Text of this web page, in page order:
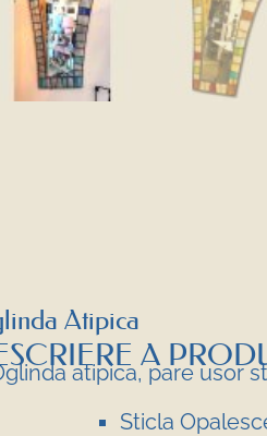
Atipica
A
atipica, pare usor
Sticla